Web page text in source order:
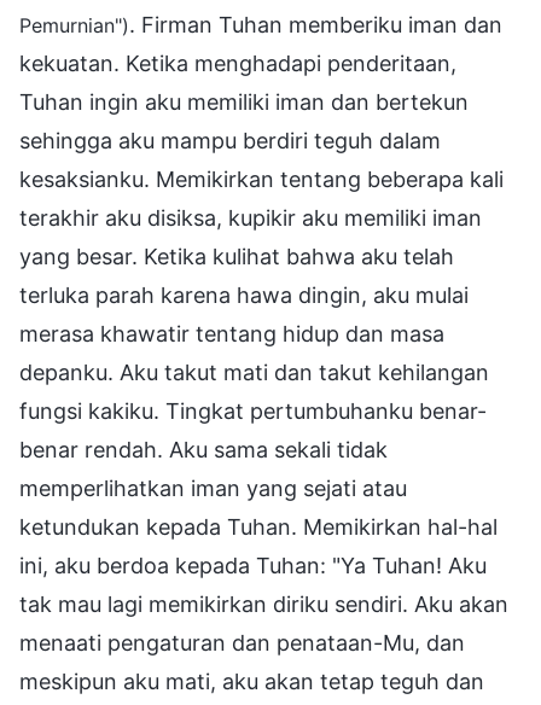
Pemurnian"). Firman Tuhan memberiku iman dan
kekuatan. Ketika menghadapi penderitaan,
Tuhan ingin aku memiliki iman dan bertekun
sehingga aku mampu berdiri teguh dalam
kesaksianku. Memikirkan tentang beberapa kali
terakhir aku disiksa, kupikir aku memiliki iman
yang besar. Ketika kulihat bahwa aku telah
terluka parah karena hawa dingin, aku mulai
merasa khawatir tentang hidup dan masa
depanku. Aku takut mati dan takut kehilangan
fungsi kakiku. Tingkat pertumbuhanku benar-
benar rendah. Aku sama sekali tidak
memperlihatkan iman yang sejati atau
ketundukan kepada Tuhan. Memikirkan hal-hal
ini, aku berdoa kepada Tuhan: "Ya Tuhan! Aku
tak mau lagi memikirkan diriku sendiri. Aku akan
menaati pengaturan dan penataan-Mu, dan
meskipun aku mati, aku akan tetap teguh dan